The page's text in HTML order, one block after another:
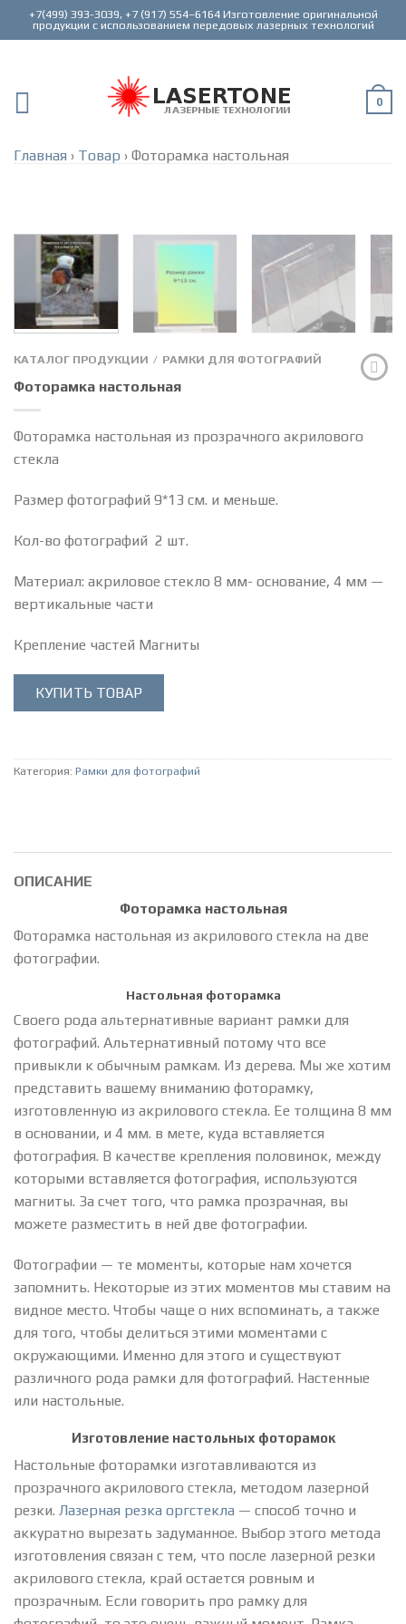
+7(499) 393-3039, +7 (917) 554–6164 Изготовление оригинальной
0
Главная › Товар › Фоторамка настольная
КАТАЛОГ ПРОДУКЦИИ / РАМКИ ДЛЯ ФОТОГРАФИЙ
Фоторамка настольная
Фоторамка настольная из прозрачного акрилового
стекла
Размер фотографий 9*13 см. и меньше.
Кол-во фотографий 2 шт.
Материал: акриловое стекло 8 мм- основание, 4 мм —
вертикальные части
Крепление частей Магниты
КУПИТЬ ТОВАР
Категория: Рамки для фотографий
ОПИСАНИЕ
Фоторамка настольная
Фоторамка настольная из акрилового стекла на две
фотографии.
Настольная фоторамка
Своего рода альтернативные вариант рамки для
фотографий. Альтернативный потому что все
привыкли к обычным рамкам. Из дерева. Мы же хотим
представить вашему вниманию фоторамку,
изготовленную из акрилового стекла. Ее толщина 8 мм
в основании, и 4 мм. в мете, куда вставляется
фотография. В качестве крепления половинок, между
которыми вставляется фотография, используются
магниты. За счет того, что рамка прозрачная, вы
можете разместить в ней две фотографии.
Фотографии — те моменты, которые нам хочется
запомнить. Некоторые из этих моментов мы ставим на
видное место. Чтобы чаще о них вспоминать, а также
для того, чтобы делиться этими моментами с
окружающими. Именно для этого и существуют
различного рода рамки для фотографий. Настенные
или настольные.
Изготовление настольных фоторамок
Настольные фоторамки изготавливаются из
прозрачного акрилового стекла, методом лазерной
резки. Лазерная резка оргстекла — способ точно и
аккуратно вырезать задуманное. Выбор этого метода
изготовления связан с тем, что после лазерной резки
акрилового стекла, край остается ровным и
прозрачным. Если говорить про рамку для